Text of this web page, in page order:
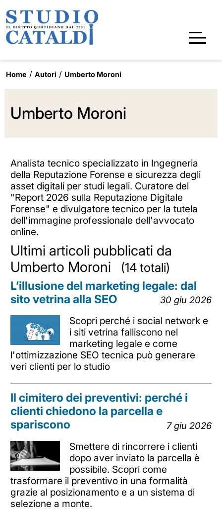
Home Autori Umberto Moroni
Umberto Moroni
Analista tecnico specializzato in Ingegneria
della Reputazione Forense e sicurezza degli
asset digitali per studi legali. Curatore del
"Report 2026 sulla Reputazione Digitale
Forense" e divulgatore tecnico per la tutela
dell'immagine professionale dell'avvocato
online.
Ultimi articoli pubblicati da
Umberto Moroni
(14 totali)
L’illusione del marketing legale: dal
sito vetrina alla SEO
30 giu 2026
Scopri perché i social network e
i siti vetrina falliscono nel
marketing legale e come
l'ottimizzazione SEO tecnica può generare
veri clienti per lo studio
Il cimitero dei preventivi: perché i
clienti chiedono la parcella e
spariscono
7 giu 2026
Smettere di rincorrere i clienti
dopo aver inviato la parcella è
possibile. Scopri come
trasformare il preventivo in una formalità
grazie al posizionamento e a un sistema di
selezione a monte.